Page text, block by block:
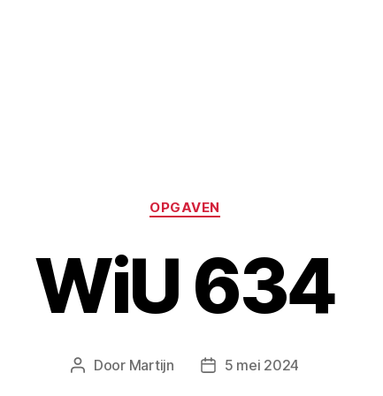
Categorieën
OPGAVEN
WiU 634
Berichtauteur
Door Martijn Berichtdatum
5 mei 2024